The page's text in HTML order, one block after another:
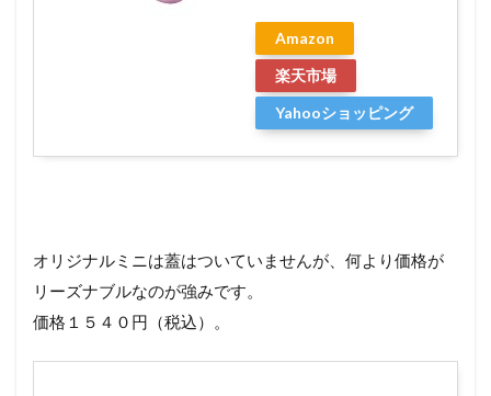
Amazon
楽天市場
Yahooショッピング
オリジナルミニは蓋はついていませんが、何より価格が
リーズナブルなのが強みです。
価格１５４０円（税込）。